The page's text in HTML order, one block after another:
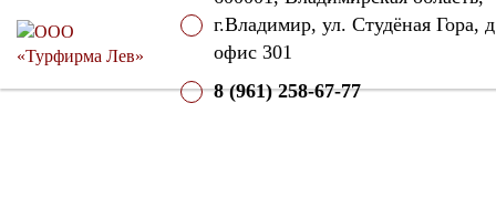
г.Владимир, ул. Студёная Гора,
офис 301
8 (961) 258-67-77